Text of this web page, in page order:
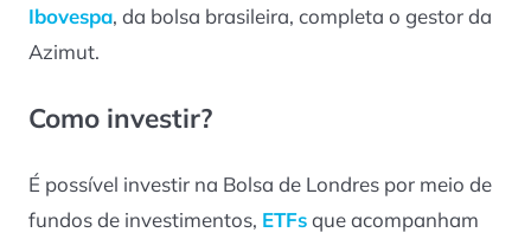
Ibovespa, da bolsa brasileira, completa o gestor da
Azimut.
Como investir?
É possível investir na Bolsa de Londres por meio de
fundos de investimentos, ETFsque acompanham